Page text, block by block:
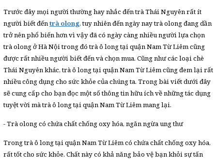
Trước đây mọi người thường hay nhắc đến trà Thái Nguyên rất ít
người biết đếntrà olong, tuy nhiên đến ngày nay trà olong đang dần
trở nên phổ biến hơn vì vậy đã có ngày càng nhiều người lựa chọn
trà olong ở Hà Nội trong đó trà ô long tại quận Nam Từ Liêm cũng
được rất nhiều người biết đến và chọn mua. Cũng như các loại chè
Thái Nguyên khác, trà ô long tại quận Nam Từ Liêm cũng đem lại rất
nhiều công dụng cho sức khỏe của chúng ta. Trong bài viết dưới đây
sẽ cung cấp cho bạn đọc một số thông tin hữu ích về những tác dụng
tuyệt vời mà trà ô long tại quận Nam Từ Liêm mang lại.
- Trà olong có chứa chất chống oxy hóa, ngăn ngừa ung thư
Trong trà ô long tại quận Nam Từ Liêm có chứa chất chống oxy hóa,
rất tốt cho sức khỏe. Chất này có khả năng bảo vệ bạn khỏi sự tấn